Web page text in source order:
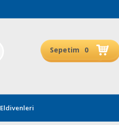
Sepetim 0